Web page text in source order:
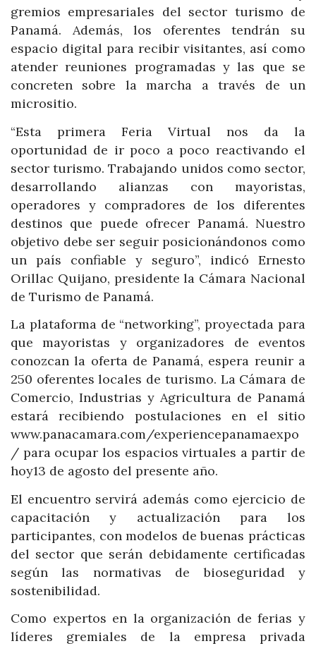
gremios empresariales del sector turismo de
Panamá. Además, los oferentes tendrán su
espacio digital para recibir visitantes, así como
atender reuniones programadas y las que se
concreten sobre la marcha a través de un
micrositio.
“Esta primera Feria Virtual nos da la
oportunidad de ir poco a poco reactivando el
sector turismo. Trabajando unidos como sector,
desarrollando alianzas con mayoristas,
operadores y compradores de los diferentes
destinos que puede ofrecer Panamá. Nuestro
objetivo debe ser seguir posicionándonos como
un país confiable y seguro”, indicó Ernesto
Orillac Quijano, presidente la Cámara Nacional
de Turismo de Panamá.
La plataforma de “networking”, proyectada para
que mayoristas y organizadores de eventos
conozcan la oferta de Panamá, espera reunir a
250 oferentes locales de turismo. La Cámara de
Comercio, Industrias y Agricultura de Panamá
estará recibiendo postulaciones en el sitio
www.panacamara.com/experiencepanamaexpo
/ para ocupar los espacios virtuales a partir de
hoy13 de agosto del presente año.
El encuentro servirá además como ejercicio de
capacitación y actualización para los
participantes, con modelos de buenas prácticas
del sector que serán debidamente certificadas
según las normativas de bioseguridad y
sostenibilidad.
Como expertos en la organización de ferias y
líderes gremiales de la empresa privada